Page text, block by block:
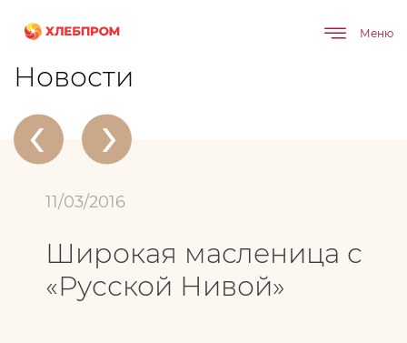
Меню
Главная О компании Широкая масленица с «Русской Нивой»
Новости
‹ ›
11/03/2016
Широкая масленица с
«Русской Нивой»